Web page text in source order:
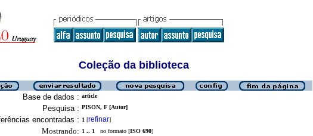
Coleção da biblioteca
Base de dados : article
Pesquisa : PISON, F [Autor]
encontradas : 1 [refinar]
Mostrando: 1 .. 1 no formato [ISO 690]